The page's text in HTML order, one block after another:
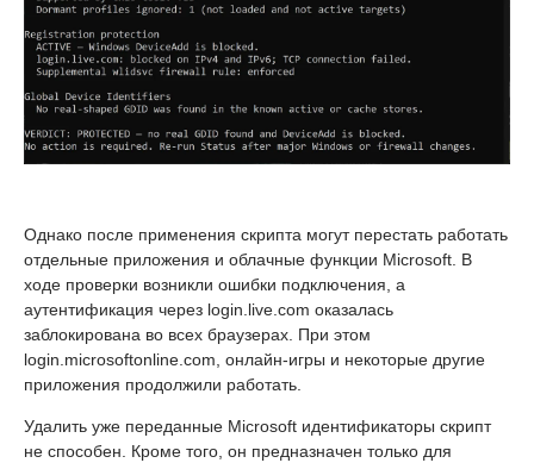
Однако после применения скрипта могут перестать работать
отдельные приложения и облачные функции Microsoft. В
ходе проверки возникли ошибки подключения, а
аутентификация через login.live.com оказалась
заблокирована во всех браузерах. При этом
login.microsoftonline.com, онлайн-игры и некоторые другие
приложения продолжили работать.
Удалить уже переданные Microsoft идентификаторы скрипт
не способен. Кроме того, он предназначен только для